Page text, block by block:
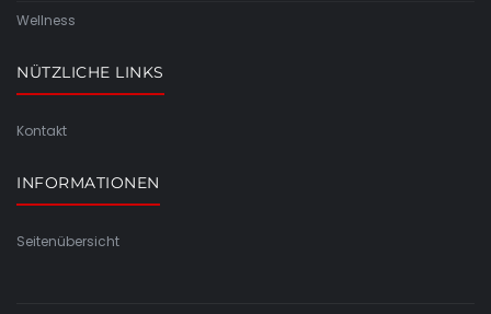
Wellness
NÜTZLICHE LINKS
Kontakt
INFORMATIONEN
Seitenübersicht